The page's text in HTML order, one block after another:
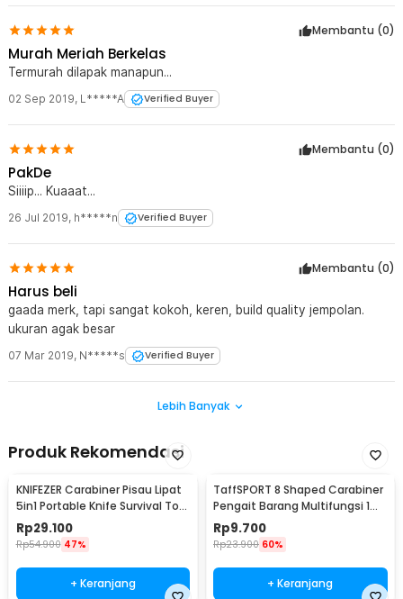
Membantu (0)
Murah Meriah Berkelas
Termurah dilapak manapun...
02 Sep 2019, L*****A Verified Buyer
Membantu (0)
PakDe
Siiiip... Kuaaat...
26 Jul 2019, h*****n Verified Buyer
Membantu (0)
Harus beli
gaada merk, tapi sangat kokoh, keren, build quality jempolan.
ukuran agak besar
07 Mar 2019, N*****s Verified Buyer
Lebih Banyak
Produk Rekomendasi
KNIFEZER Carabiner Pisau Lipat
5in1 Portable Knife Survival Tool
EDC - ED30
Rp29.100
Rp54.900 47%
+ Keranjang
TaffSPORT 8 Shaped Carabiner
Pengait Barang Multifungsi 1
PCS - AT30
Rp9.700
Rp23.900 60%
+ Keranjang